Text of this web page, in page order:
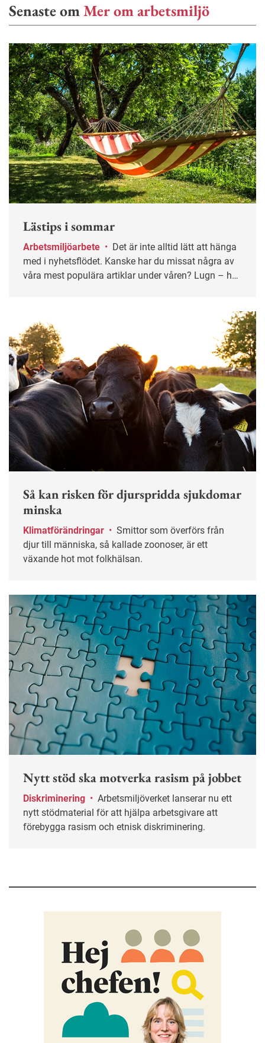
Senaste omMer om arbetsmiljö
Lästips i sommar
Arbetsmiljöarbete •
med i nyhetsflödet. Kanske har du missat några av
våra mest populära artiklar under våren? Lugn – här
Så kan risken för djurspridda sjukdomar
minska
Klimatförändringar •
djur till människa, så kallade zoonoser, är ett
växande hot mot folkhälsan.
Nytt stöd ska motverka rasism på jobbet
Diskriminering •
nytt stödmaterial för att hjälpa arbetsgivare att
förebygga rasism och etnisk diskriminering.